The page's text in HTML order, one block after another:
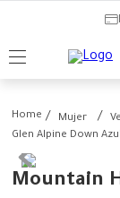
Mujer
Glen Alpine Down
Mountain